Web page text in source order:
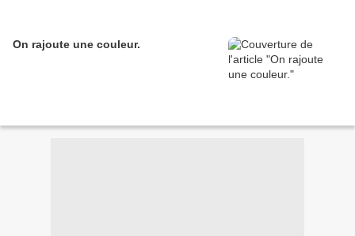
On rajoute une couleur.